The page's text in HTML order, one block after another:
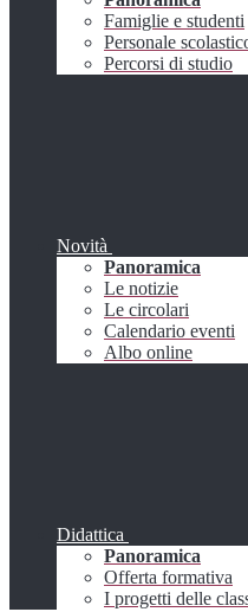
Famiglie e studenti
Personale
Percorsi di studio
Novità
Panoramica
Le notizie
Le circolari
Calendario eventi
Albo online
Didattica
Panoramica
Offerta formativa
I progetti delle